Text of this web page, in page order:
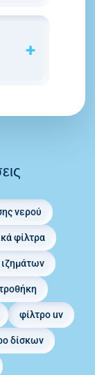
νερού
φίλτρα
φίλτρο uv
δίσκων